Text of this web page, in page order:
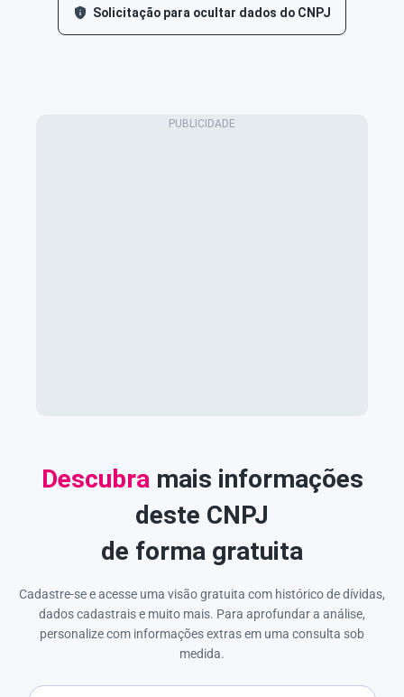
Solicitação para ocultar dados do CNPJ
Descubra mais informações
deste CNPJ
de forma gratuita
Cadastre-se e acesse uma visão gratuita com histórico de dívidas,
dados cadastrais e muito mais. Para aprofundar a análise,
personalize com informações extras em uma consulta sob
medida.